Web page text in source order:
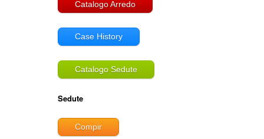
Catalogo Arredo
Case History
Catalogo Sedute
Sedute
Compir